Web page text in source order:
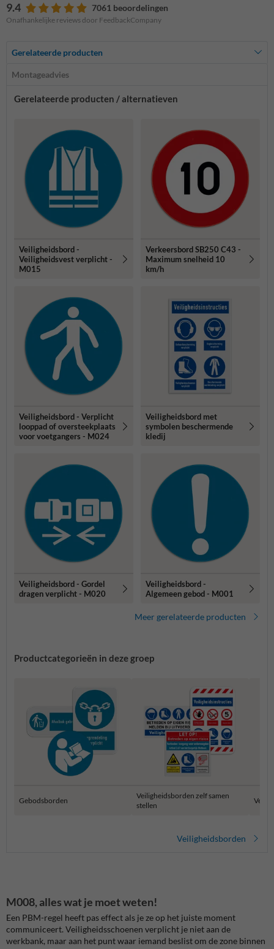
9.4 7061 beoordelingen
Onafhankelijke reviews door FeedbackCompany
Gerelateerde producten
Montageadvies
Gerelateerde producten / alternatieven
Veiligheidsbord -
Veiligheidsvest verplicht -
M015
Verkeersbord SB250 C43 -
Maximum snelheid 10
km/h
Veiligheidsbord - Verplicht
looppad of oversteekplaats
voor voetgangers - M024
Veiligheidsbord met
symbolen beschermende
kledij
Veiligheidsbord - Gordel
dragen verplicht - M020
Veiligheidsbord -
Algemeen gebod - M001
Meer gerelateerde producten
Productcategorieën in deze groep
Gebodsborden
Veiligheidsborden zelf samen
stellen
Veiligheidsborden
M008, alles wat je moet weten!
Een PBM-regel heeft pas effect als je ze op het juiste moment
communiceert. Veiligheidsschoenen verplicht je niet aan de
werkbank, maar aan het punt waar iemand beslist om de zone binnen